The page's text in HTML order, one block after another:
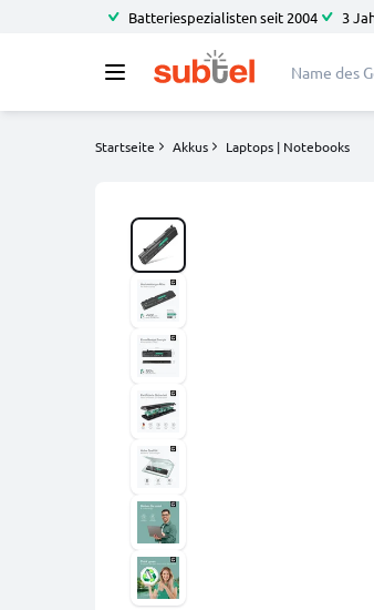
Batteriespezialisten seit 2004 3
Startseite Akkus Laptops | Notebooks